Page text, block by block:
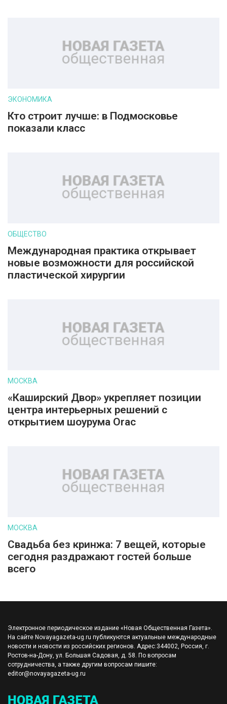
ЭКОНОМИКА
Кто строит лучше: в Подмосковье
показали класс
ОБЩЕСТВО
Международная практика открывает
новые возможности для российской
пластической хирургии
МОСКВА
«Каширский Двор» укрепляет позиции
центра интерьерных решений с
открытием шоурума Orac
МОСКВА
Свадьба без кринжа: 7 вещей, которые
сегодня раздражают гостей больше
всего
Электронное периодическое издание «Новая Общественная Газета».
На сайте Novayagazeta-ug.ru публикуются актуальные международные
новости и новости из российских регионов. Адрес:344002, Россия, г.
Ростов-на-Дону, ул. Большая Садовая, д. 58. По вопросам
сотрудничества, а также другим вопросам пишите:
editor@novayagazeta-ug.ru